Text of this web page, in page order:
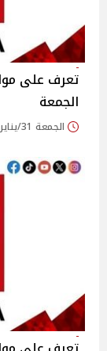
تعرف على
الجمعة
الجمعة 31/يناير/2025 - 05:14 ص